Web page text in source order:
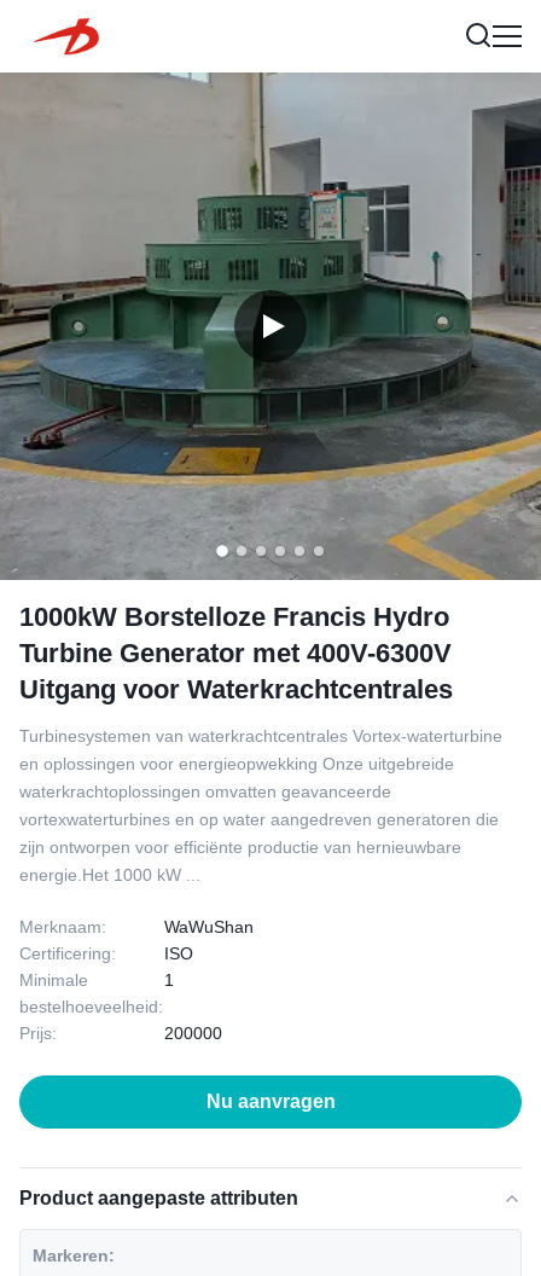
1000kW Borstelloze Francis Hydro
Turbine Generator met 400V-6300V
Uitgang voor Waterkrachtcentrales
Turbinesystemen van waterkrachtcentrales Vortex-waterturbine
en oplossingen voor energieopwekking Onze uitgebreide
waterkrachtoplossingen omvatten geavanceerde
vortexwaterturbines en op water aangedreven generatoren die
zijn ontworpen voor efficiënte productie van hernieuwbare
energie.Het 1000 kW ...
Merknaam:
WaWuShan
Certificering:
ISO
Minimale
bestelhoeveelheid:
1
Prijs: 200000
Nu aanvragen
Product aangepaste attributen
Markeren: